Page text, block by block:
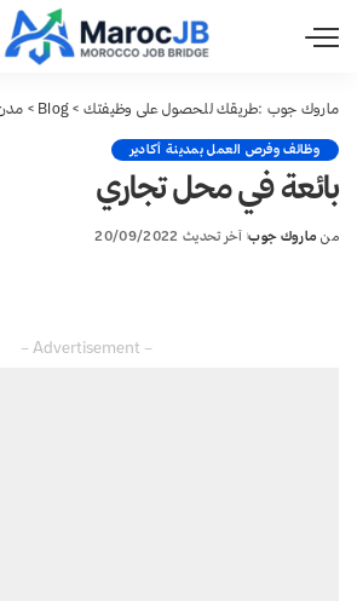
ماروك جوب :طريقك للحصول على وظيفتك >
Blog
>
وظائف وفرص العمل بمدينة أكادير
بائعة في محل تجاري
Posted
من ماروك جوب آخر تحديث 20/09/2022
– Advertisement –